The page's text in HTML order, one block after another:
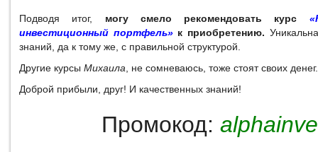
Подводя итог, могу смело рекомендовать курс
инвестиционный портфель»к приобретению.
знаний, да к тому же, с правильной структурой.
Другие курсы Михаила , не сомневаюсь, тоже стоят своих денег.
Доброй прибыли, друг! И качественных знаний!
Промокод: